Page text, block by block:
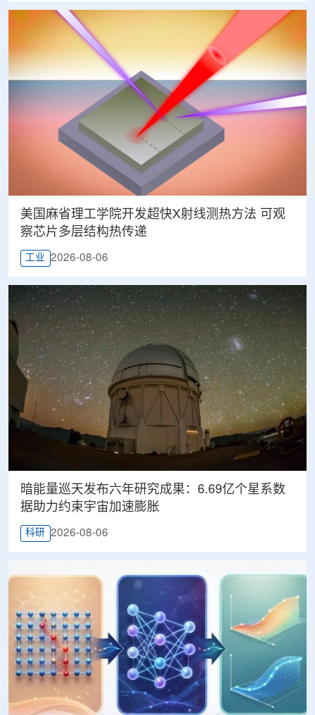
美国麻省理工学院开发超快X射线测热方法 可观
察芯片多层结构热传递
工业 2026-08-06
暗能量巡天发布六年研究成果：6.69亿个星系数
据助力约束宇宙加速膨胀
科研 2026-08-06